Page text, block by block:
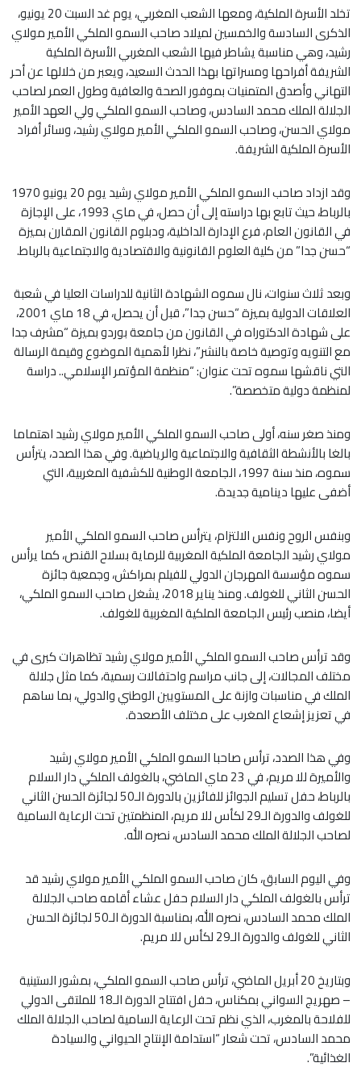
تخلد الأسرة الملكية، ومعها الشعب المغربي، يوم غد السبت 20 يونيو،
الذكرى السادسة والخمسين لميلاد صاحب السمو الملكي الأمير مولاي
رشيد، وهي مناسبة يشاطر فيها الشعب المغربي الأسرة الملكية
الشريفة أفراحها ومسراتها بهذا الحدث السعيد، ويعبر من خلالها عن أحر
التهاني وأصدق المتمنيات بموفور الصحة والعافية وطول العمر لصاحب
الجلالة الملك محمد السادس، وصاحب السمو الملكي ولي العهد الأمير
مولاي الحسن، وصاحب السمو الملكي الأمير مولاي رشيد، وسائر أفراد
الأسرة الملكية الشريفة.
وقد ازداد صاحب السمو الملكي الأمير مولاي رشيد يوم 20 يونيو 1970
بالرباط، حيث تابع بها دراسته إلى أن حصل، في ماي 1993، على الإجازة
في القانون العام، فرع الإدارة الداخلية، ودبلوم القانون المقارن بميزة
“حسن جدا” من كلية العلوم القانونية والاقتصادية والاجتماعية بالرباط.
وبعد ثلاث سنوات، نال سموه الشهادة الثانية للدراسات العليا في شعبة
العلاقات الدولية بميزة “حسن جدا”، قبل أن يحصل، في 18 ماي 2001،
على شهادة الدكتوراه في القانون من جامعة بوردو بميزة “مشرف جدا
مع التنويه وتوصية خاصة بالنشر”، نظرا لأهمية الموضوع وقيمة الرسالة
التي ناقشها سموه تحت عنوان: “منظمة المؤتمر الإسلامي.. دراسة
لمنظمة دولية متخصصة”.
ومنذ صغر سنه، أولى صاحب السمو الملكي الأمير مولاي رشيد اهتماما
بالغا بالأنشطة الثقافية والاجتماعية والرياضية. وفي هذا الصدد، يترأس
سموه، منذ سنة 1997، الجامعة الوطنية للكشفية المغربية، التي
أضفى عليها دينامية جديدة.
وبنفس الروح ونفس الالتزام، يترأس صاحب السمو الملكي الأمير
مولاي رشيد الجامعة الملكية المغربية للرماية بسلاح القنص، كما يرأس
سموه مؤسسة المهرجان الدولي للفيلم بمراكش، وجمعية جائزة
الحسن الثاني للغولف. ومنذ يناير 2018، يشغل صاحب السمو الملكي،
أيضا، منصب رئيس الجامعة الملكية المغربية للغولف.
وقد ترأس صاحب السمو الملكي الأمير مولاي رشيد تظاهرات كبرى في
مختلف المجالات، إلى جانب مراسم واحتفالات رسمية، كما مثل جلالة
الملك في مناسبات وازنة على المستويين الوطني والدولي، بما ساهم
في تعزيز إشعاع المغرب على مختلف الأصعدة.
وفي هذا الصدد، ترأس صاحبا السمو الملكي الأمير مولاي رشيد
والأميرة للا مريم، في 23 ماي الماضي، بالغولف الملكي دار السلام
بالرباط، حفل تسليم الجوائز للفائزين بالدورة الـ50 لجائزة الحسن الثاني
للغولف والدورة الـ29 لكأس للا مريم، المنظمتين تحت الرعاية السامية
لصاحب الجلالة الملك محمد السادس، نصره الله.
وفي اليوم السابق، كان صاحب السمو الملكي الأمير مولاي رشيد قد
ترأس بالغولف الملكي دار السلام حفل عشاء أقامه صاحب الجلالة
الملك محمد السادس، نصره الله، بمناسبة الدورة الـ50 لجائزة الحسن
الثاني للغولف والدورة الـ29 لكأس للا مريم.
وبتاريخ 20 أبريل الماضي، ترأس صاحب السمو الملكي، بمشور الستينية
– صهريج السواني بمكناس، حفل افتتاح الدورة الـ18 للملتقى الدولي
للفلاحة بالمغرب، الذي نظم تحت الرعاية السامية لصاحب الجلالة الملك
محمد السادس، تحت شعار “استدامة الإنتاج الحيواني والسيادة
الغذائية”.